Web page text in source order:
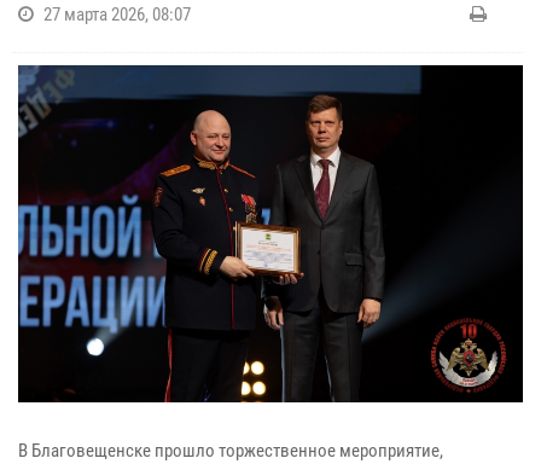
27 марта 2026, 08:07
В Благовещенске прошло торжественное мероприятие,